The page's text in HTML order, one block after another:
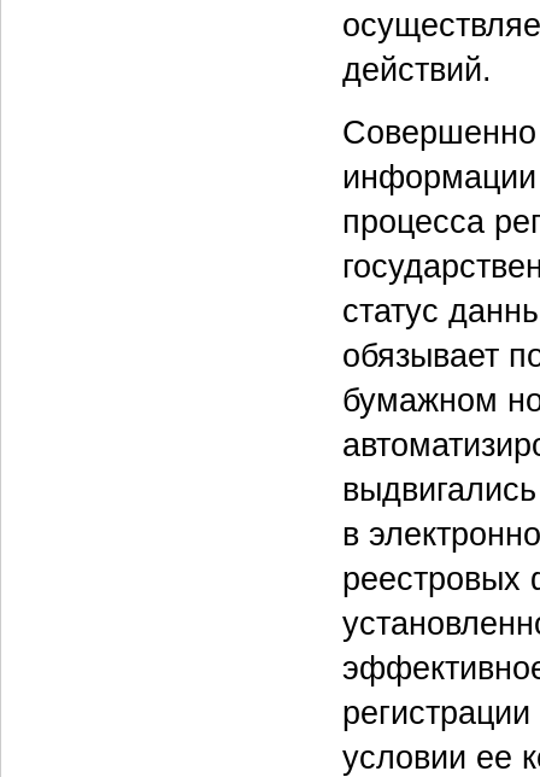
действий.
Совершенно
информации
процесса
статус
обязывает
бумажном
в
реестровых
условии ее